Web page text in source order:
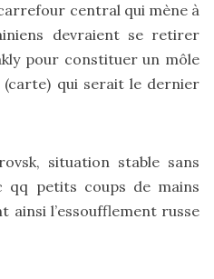
central qui mène à
devraient se retirer
pour constituer un môle
(carte) qui serait le dernier
situation stable sans
qq petits coups de mains
ainsi l’essoufflement russe